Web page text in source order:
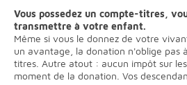
Vous possedez un compte-titres,
transmettre à votre enfant.
Même si vous le donnez de votre
un avantage, la donation n'oblige pas
titres. Autre atout : aucun impôt sur
moment de la donation. Vos